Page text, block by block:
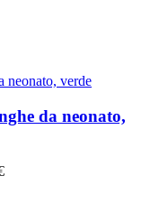
da neonato,